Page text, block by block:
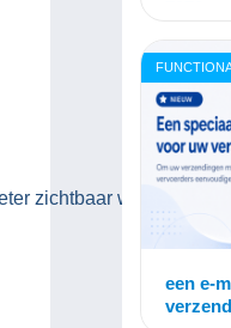
zichtbaar worden.
een e-